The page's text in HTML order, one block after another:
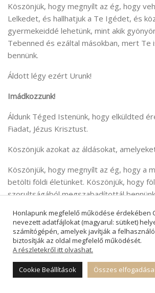
Köszönjük, hogy megnyílt az ég, hogy
Lelkedet, és hallhatjuk a Te Igédet, és
gyermekeiddé lehetünk, mint akik
Tebenned és ezáltal másokban, mert Te
bennünk.
Áldott légy ezért Urunk!
Imádkozzunk!
Áldunk Téged Istenünk, hogy elküldted
Fiadat, Jézus Krisztust.
Köszönjük azokat az áldásokat,
Köszönjük, hogy megnyílt az ég, hogy a
betölti földi életünket. Köszönjük, hogy
szorultságából megszabadítottál
Köszönjük, hogy a Te Lelkedet vehettük,
rámutatott emberlétünk nyomorúságára,
hanem Te kiöntöd életünk sokféle
bennünket a Te Lelkeddel, és hitre
minket!
Honlapunk megfelelő működése érdekében
nevezett adatfájlokat (magyarul: sütiket)
számítógépén, amelyek javítják a
biztosítják az oldal megfelelő működését.
A részletekről itt olvashat.
Cookie Beállítások Összes elfogadása